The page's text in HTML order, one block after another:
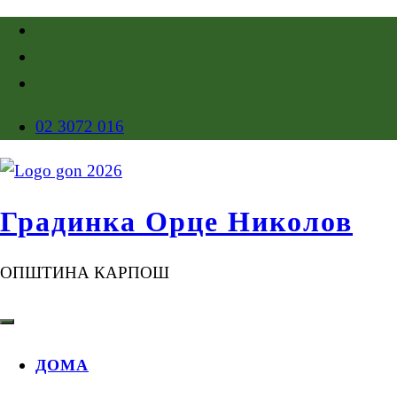
02 3072 016
Градинка Орце Николов
ОПШТИНА КАРПОШ
ДОМА